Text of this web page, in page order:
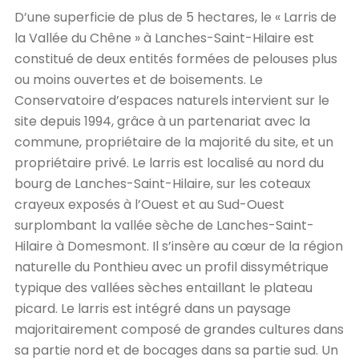
D’une superficie de plus de 5 hectares, le « Larris de
la Vallée du Chêne » à Lanches-Saint-Hilaire est
constitué de deux entités formées de pelouses plus
ou moins ouvertes et de boisements. Le
Conservatoire d’espaces naturels intervient sur le
site depuis 1994, grâce à un partenariat avec la
commune, propriétaire de la majorité du site, et un
propriétaire privé. Le larris est localisé au nord du
bourg de Lanches-Saint-Hilaire, sur les coteaux
crayeux exposés à l’Ouest et au Sud-Ouest
surplombant la vallée sèche de Lanches-Saint-
Hilaire à Domesmont. Il s’insère au cœur de la région
naturelle du Ponthieu avec un profil dissymétrique
typique des vallées sèches entaillant le plateau
picard. Le larris est intégré dans un paysage
majoritairement composé de grandes cultures dans
sa partie nord et de bocages dans sa partie sud. Un